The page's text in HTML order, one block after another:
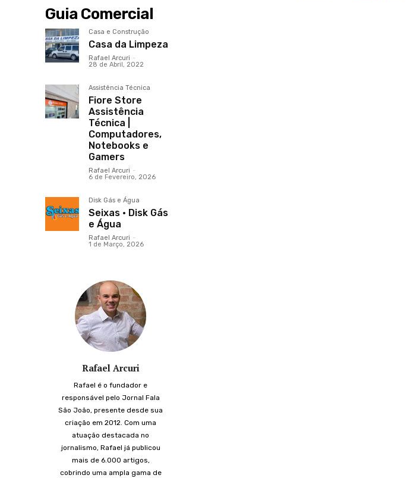
Guia Comercial
Casa e Construção
Casa da Limpeza
Rafael Arcuri -
28 de Abril, 2022
Assistência Técnica
Fiore Store
Assistência
Técnica |
Computadores,
Notebooks e
Gamers
Rafael Arcuri -
6 de Fevereiro, 2026
Disk Gás e Água
Seixas · Disk Gás
e Água
Rafael Arcuri -
1 de Março, 2026
Rafael Arcuri
Rafael é o fundador e
responsável pelo Jornal Fala
São João, presente desde sua
criação em 2012. Com uma
atuação destacada no
jornalismo, Rafael já publicou
mais de 6.000 artigos,
cobrindo uma ampla gama de